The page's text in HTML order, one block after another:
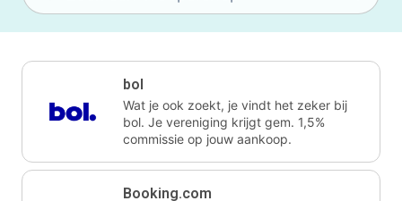
bol
Wat je ook zoekt, je vindt het zeker bij
bol. Je vereniging krijgt gem. 1,5%
commissie op jouw aankoop.
Booking.com